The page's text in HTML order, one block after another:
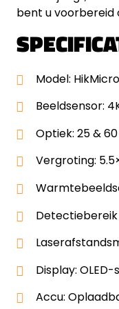
bent u voorbereid
Model:
Beeldsensor:
Optiek: 25 &
Vergroting:
Display:
Accu: